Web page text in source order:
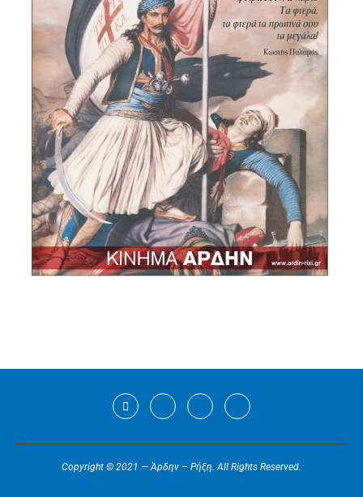
Copyright © 2021 — Άρδην – Ρήξη. All Rights Reserved.